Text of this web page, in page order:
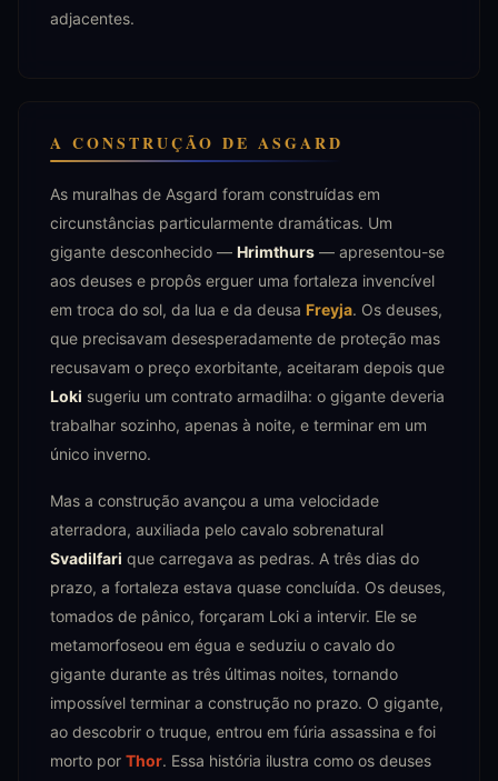
adjacentes.
A CONSTRUÇÃO DE ASGARD
As muralhas de Asgard foram construídas em
circunstâncias particularmente dramáticas. Um
gigante desconhecido — Hrimthurs — apresentou-se
aos deuses e propôs erguer uma fortaleza invencível
em troca do sol, da lua e da deusa Freyja. Os deuses,
que precisavam desesperadamente de proteção mas
recusavam o preço exorbitante, aceitaram depois que
Loki sugeriu um contrato armadilha: o gigante deveria
trabalhar sozinho, apenas à noite, e terminar em um
único inverno.
Mas a construção avançou a uma velocidade
aterradora, auxiliada pelo cavalo sobrenatural
Svadilfari que carregava as pedras. A três dias do
prazo, a fortaleza estava quase concluída. Os deuses,
tomados de pânico, forçaram Loki a intervir. Ele se
metamorfoseou em égua e seduziu o cavalo do
gigante durante as três últimas noites, tornando
impossível terminar a construção no prazo. O gigante,
ao descobrir o truque, entrou em fúria assassina e foi
morto por Thor. Essa história ilustra como os deuses